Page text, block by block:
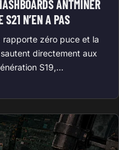
ANTMINER
S21 N’EN A PAS
rapporte zéro puce et la
directement aux
S19,…